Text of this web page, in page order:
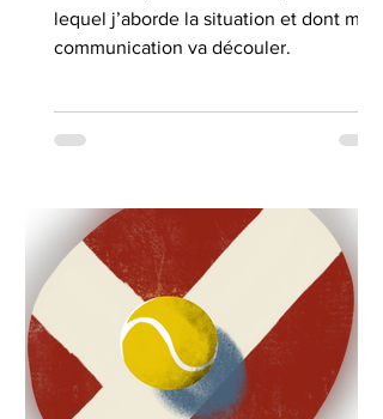
lequel j’aborde la situation et dont ma
communication va découler.